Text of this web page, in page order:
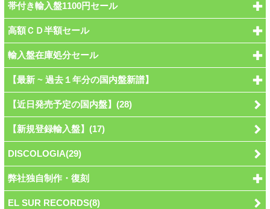
帯付き輸入盤1100円セール
高額ＣＤ半額セール
輸入盤在庫処分セール
【最新 ~ 過去１年分の国内盤新譜】
【近日発売予定の国内盤】(28)
【新規登録輸入盤】(17)
DISCOLOGIA(29)
弊社独自制作・復刻
EL SUR RECORDS(8)